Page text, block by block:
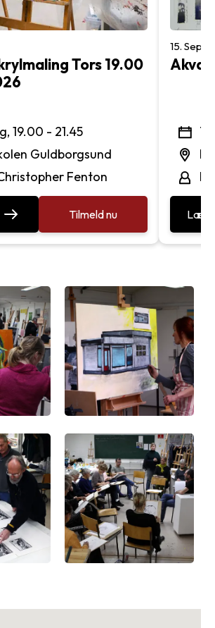
Tors 19.00
19.00 - 21.45
Guldborgsund
Fenton
Tilmeld nu
15.
Læs